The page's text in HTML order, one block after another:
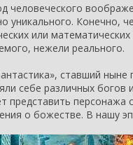
человеческого
уникального. Конечно,
или
нежели реального.
ставший
себе различных богов
представить персонажа
о божестве. В нашу